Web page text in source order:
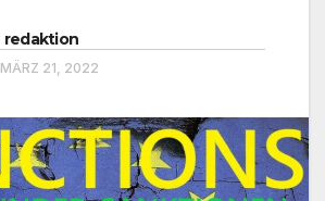
redaktion
MÄRZ 21, 2022